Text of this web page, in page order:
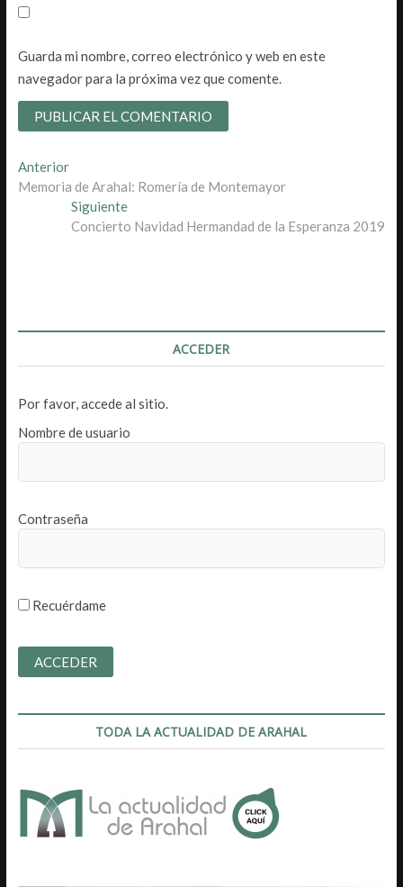
Guarda mi nombre, correo electrónico y web en este
navegador para la próxima vez que comente.
Navegación
de
entradas
AnteriorEntrada
anterior:
Memoria de Arahal: Romería de Montemayor
SiguienteEntrada
siguiente:
Concierto Navidad Hermandad de la Esperanza 2019
ACCEDER
Por favor, accede al sitio.
Nombre de usuario
Contraseña
Recuérdame
TODA LA ACTUALIDAD DE ARAHAL